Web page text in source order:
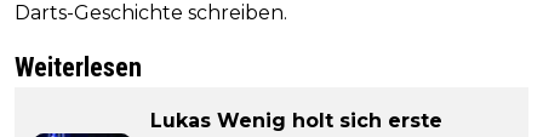
Darts-Geschichte schreiben.
Weiterlesen
Lukas Wenig holt sich erste